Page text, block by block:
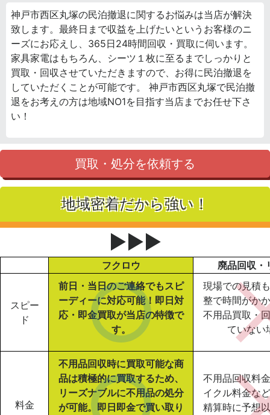
神戸市西区丸塚の民泊撤退に関するお悩みは当店が解決
致します。最終日まで収益を上げたいというお客様のニ
ーズにお応えし、365日24時間回収・買取に伺います。
家具家電はもちろん、シーツ１枚に至るまでしっかりと
買取・回収させていただきますので、お得に民泊撤退を
していただくことが可能です。 神戸市西区丸塚で民泊撤
退をお考えの方は地域NO1を目指す当店までお任せ下さ
い！
買取・処分を依頼する
地域密着だから強い！
▶▶▶
フクロウ 廃品回収・
スピー
ド
前日・当日のご連絡でもスピ
ーディーに対応可能！即日対
応・即金買取が当店の特徴で
す。
現場での見積
整で時間がか
不用品買取・
ていない
料金
不用品回収時に買取可能な商
品は積極的に買取するため、
リーズナブルに不用品の処分
が可能。即日即金で買い取り
不用品回収料
イクル料金な
精算時に予想